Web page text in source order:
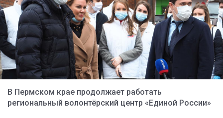
В Пермском крае продолжает работать
региональный волонтёрский центр «Единой России»